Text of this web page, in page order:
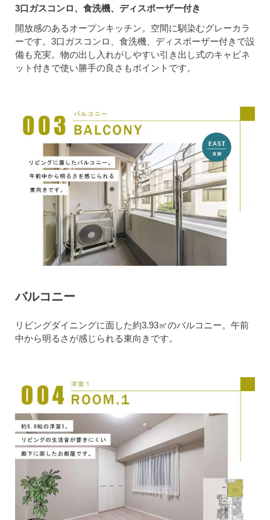
3口ガスコンロ、食洗機、ディスポーザー付き
開放感のあるオープンキッチン。空間に馴染むグレーカラ
ーです。3口ガスコンロ、食洗機、ディスポーザー付きで設
備も充実。物の出し入れがしやすい引き出し式のキャビネ
ット付きで使い勝手の良さもポイントです。
バルコニー
リビングダイニングに面した約3.93㎡のバルコニー。午前
中から明るさが感じられる東向きです。